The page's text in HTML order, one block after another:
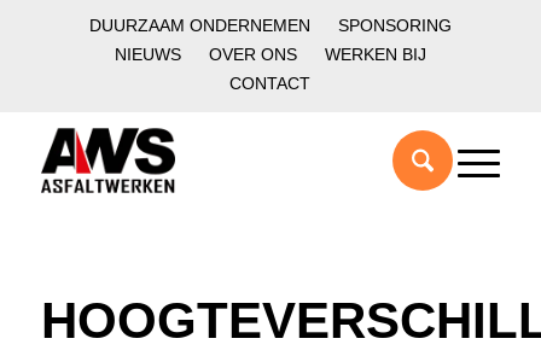
DUURZAAM ONDERNEMEN
SPONSORING
NIEUWS
OVER ONS
WERKEN BIJ
CONTACT